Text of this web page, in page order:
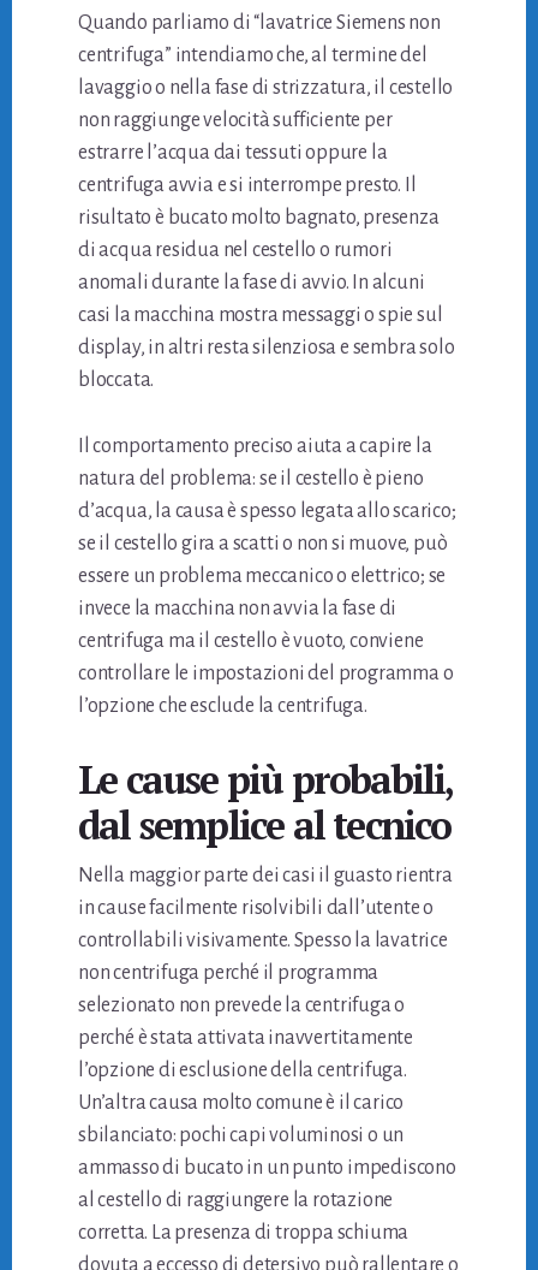
Quando parliamo di “lavatrice Siemens non
centrifuga” intendiamo che, al termine del
lavaggio o nella fase di strizzatura, il cestello
non raggiunge velocità sufficiente per
estrarre l’acqua dai tessuti oppure la
centrifuga avvia e si interrompe presto. Il
risultato è bucato molto bagnato, presenza
di acqua residua nel cestello o rumori
anomali durante la fase di avvio. In alcuni
casi la macchina mostra messaggi o spie sul
display, in altri resta silenziosa e sembra solo
bloccata.
Il comportamento preciso aiuta a capire la
natura del problema: se il cestello è pieno
d’acqua, la causa è spesso legata allo scarico;
se il cestello gira a scatti o non si muove, può
essere un problema meccanico o elettrico; se
invece la macchina non avvia la fase di
centrifuga ma il cestello è vuoto, conviene
controllare le impostazioni del programma o
l’opzione che esclude la centrifuga.
Le cause più probabili,
dal semplice al tecnico
Nella maggior parte dei casi il guasto rientra
in cause facilmente risolvibili dall’utente o
controllabili visivamente. Spesso la lavatrice
non centrifuga perché il programma
selezionato non prevede la centrifuga o
perché è stata attivata inavvertitamente
l’opzione di esclusione della centrifuga.
Un’altra causa molto comune è il carico
sbilanciato: pochi capi voluminosi o un
ammasso di bucato in un punto impediscono
al cestello di raggiungere la rotazione
corretta. La presenza di troppa schiuma